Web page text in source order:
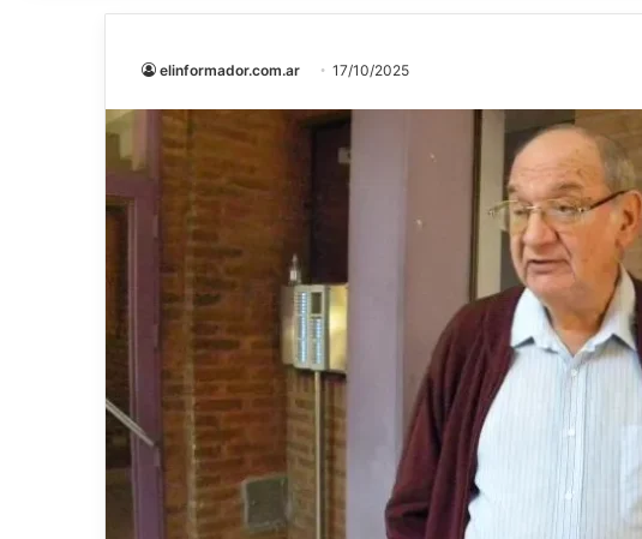
elinformador.com.ar 17/10/2025